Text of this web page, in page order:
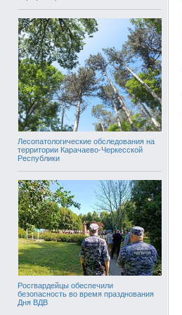
Лесопатологические обследования на
территории Карачаево-Черкесской
Республики
Росгвардейцы обеспечили
безопасность во время празднования
Дня ВДВ